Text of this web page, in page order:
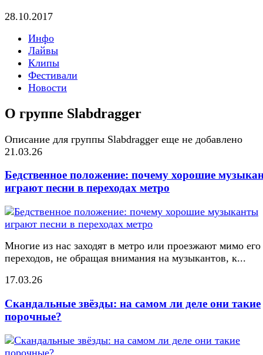
28.10.2017
Инфо
Лайвы
Клипы
Фестивали
Новости
О группе Slabdragger
Описание для группы Slabdragger еще не добавлено
21.03.26
Бедственное положение: почему хорошие
играют песни в переходах метро
Многие из нас заходят в метро или проезжают мимо его
переходов, не обращая внимания на музыкантов, к...
17.03.26
Скандальные звёзды: на самом ли деле они такие
порочные?